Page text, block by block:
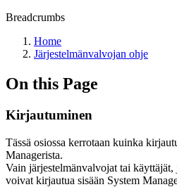
Breadcrumbs
Home
Järjestelmänvalvojan ohje
On this Page
Kirjautuminen
Tässä osiossa kerrotaan kuinka
Managerista.
Vain järjestelmänvalvojat tai
voivat kirjautua sisään System